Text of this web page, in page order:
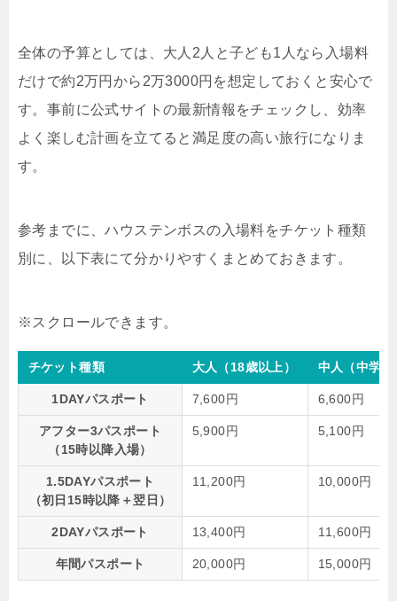
全体の予算としては、大人2人と子ども1人なら入場料
だけで約2万円から2万3000円を想定しておくと安心で
す。事前に公式サイトの最新情報をチェックし、効率
よく楽しむ計画を立てると満足度の高い旅行になりま
す。
参考までに、ハウステンボスの入場料をチケット種類
別に、以下表にて分かりやすくまとめておきます。
チケット種類 大人（18歳以上） 中人（中学
1DAYパスポート 7,600円 6,600円
アフター3パスポート
（15時以降入場）
5,900円 5,100円
1.5DAYパスポート
（初日15時以降＋翌日）
11,200円 10,000円
2DAYパスポート 13,400円 11,600円
年間パスポート 20,000円 15,000円